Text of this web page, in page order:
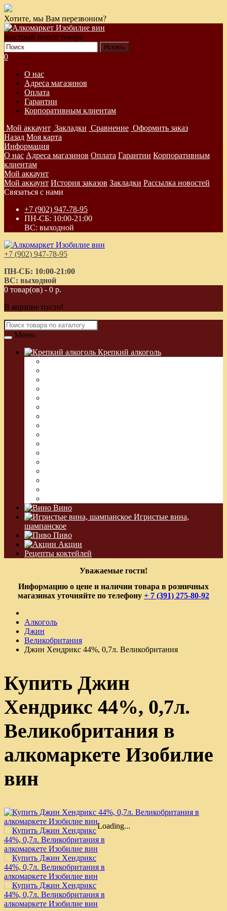
Хотите, мы Вам перезвоним?
Быстрый поиск товара
0
О нас
Адреса магазинов
Оплата
Гарантии
Корпоративным клиентам
Мой аккаунт Закладки Сравнение Оформить заказ
Назад Моя карта
Информация
О нас Адреса магазинов Оплата Гарантии Корпоративным
клиентам
Мой аккаунт
Мой аккаунт История заказов Закладки Рассылка новостей
Связаться с нами
+7 (902) 947-78-95
ПН-СБ: 10:00-21:00
ВС: выходной
+7 (902) 947-78-95
ПН-СБ: 10:00-21:00
ВС: выходной
0 товар(ов) - 0 р.
В корзине пусто!
Меню
Крепкий алкоголь
Вино
Игристые вина,
шампанское
Пиво
Акции
Рецепты коктейлей
Уважаемые гости!
Информацию о цене и наличии товара в розничных
магазинах уточняйте по телефону + 7 (391) 275-80-92
Алкоголь
Джин
Великобритания
Джин Хендрикс 44%, 0,7л. Великобритания
Купить Джин
Хендрикс 44%, 0,7л.
Великобритания в
алкомаркете Изобилие
вин
Loading...